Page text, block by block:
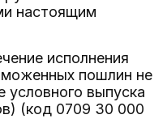
настоящим
исполнения
пошлин не
условного выпуска
(код 0709 30 000